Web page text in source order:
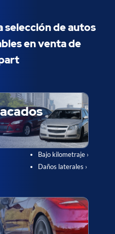
selección de autos
en venta de
Bajo kilometraje ›
Daños laterales ›